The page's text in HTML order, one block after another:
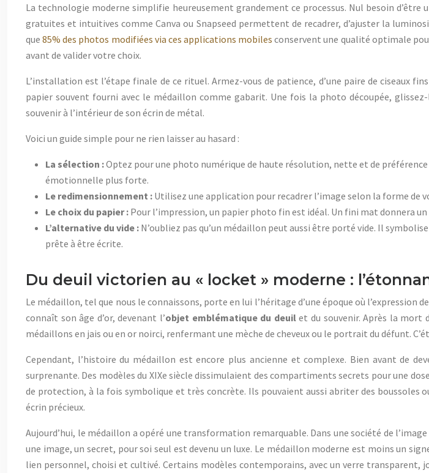
La technologie moderne simplifie heureusement grandement ce processus. Nul besoin
gratuites et intuitives comme Canva ou Snapseed permettent de recadrer, d’ajuster la
que85% des photos modifiées via ces applications mobiles conservent une qualité optimale
avant de valider votre choix.
L’installation est l’étape finale de ce rituel. Armez-vous de patience, d’une paire de ciseaux
papier souvent fourni avec le médaillon comme gabarit. Une fois la photo découpée,
souvenir à l’intérieur de son écrin de métal.
Voici un guide simple pour ne rien laisser au hasard :
La sélection :Optez pour une photo numérique de haute résolution, nette et de
émotionnelle plus forte.
Le redimensionnement : Utilisez une application pour recadrer l’image selon la forme de
Le choix du papier : Pour l’impression, un papier photo fin est idéal. Un fini mat donnera
L’alternative du vide : N’oubliez pas qu’un médaillon peut aussi être porté vide. Il
prête à être écrite.
Du deuil victorien au « locket » moderne :
Le médaillon, tel que nous le connaissons, porte en lui l’héritage d’une époque où l’expression
connaît son âge d’or, devenant l’objet emblématique du deuilet du souvenir. Après la mort
médaillons en jais ou en or noirci, renfermant une mèche de cheveux ou le portrait du défunt.
Cependant, l’histoire du médaillon est encore plus ancienne et complexe. Bien avant de
surprenante. Des modèles du XIXe siècle dissimulaient des compartiments secrets pour une
de protection, à la fois symbolique et très concrète. Ils pouvaient aussi abriter des boussoles
écrin précieux.
Aujourd’hui, le médaillon a opéré une transformation remarquable. Dans une société de
une image, un secret, pour soi seul est devenu un luxe. Le médaillon moderne est moins un
lien personnel, choisi et cultivé. Certains modèles contemporains, avec un verre